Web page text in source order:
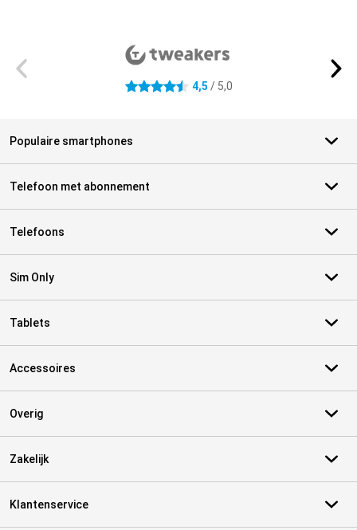
4.5 sterren 4,5 / 5,0
Populaire smartphones
Telefoon met abonnement
Telefoons
Sim Only
Tablets
Accessoires
Overig
Zakelijk
Klantenservice